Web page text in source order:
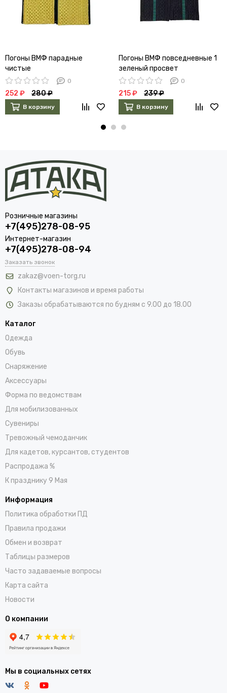
Погоны ВМФ парадные
чистые
0
252 ₽ 280 ₽
В корзину
Погоны ВМФ повседневные 1
зеленый просвет
0
215 ₽ 239 ₽
В корзину
Розничные магазины
+7(495)278-08-95
Интернет-магазин
+7(495)278-08-94
Заказать звонок
zakaz@voen-torg.ru
Контакты магазинов и время работы
Заказы обрабатываются по будням с 9.00 до 18.00
Каталог
Одежда
Обувь
Снаряжение
Аксессуары
Форма по ведомствам
Для мобилизованных
Сувениры
Тревожный чемоданчик
Для кадетов, курсантов, студентов
Распродажа %
К празднику 9 Мая
Информация
Политика обработки ПД
Правила продажи
Обмен и возврат
Таблицы размеров
Часто задаваемые вопросы
Карта сайта
Новости
О компании
Мы в социальных сетях